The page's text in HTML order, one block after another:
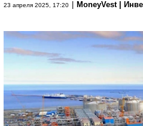
23 апреля 2025, 17:20 MoneyVest |